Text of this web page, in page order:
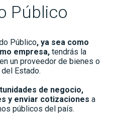
Público
Público, ya sea como
empresa, tendrás la
un proveedor de bienes o
Estado.
de negocio,
y enviar cotizaciones a
públicos del país.